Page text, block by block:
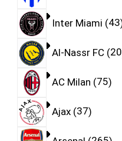
Inter Miami 43
Al-Nassr FC 20
AC Milan 75
Ajax 37